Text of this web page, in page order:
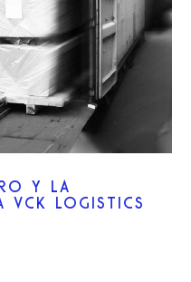
ALMACÉN DE
PARA